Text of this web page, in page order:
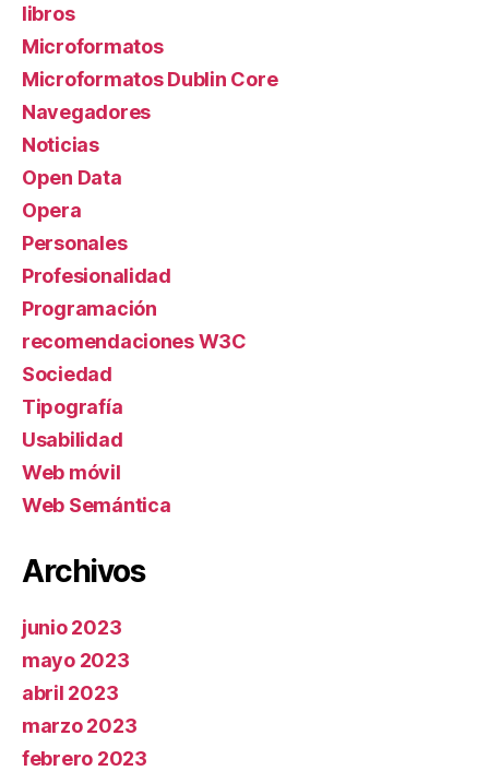
libros
Microformatos
Microformatos Dublin Core
Navegadores
Noticias
Open Data
Opera
Personales
Profesionalidad
Programación
recomendaciones W3C
Sociedad
Tipografía
Usabilidad
Web móvil
Web Semántica
Archivos
junio 2023
mayo 2023
abril 2023
marzo 2023
febrero 2023